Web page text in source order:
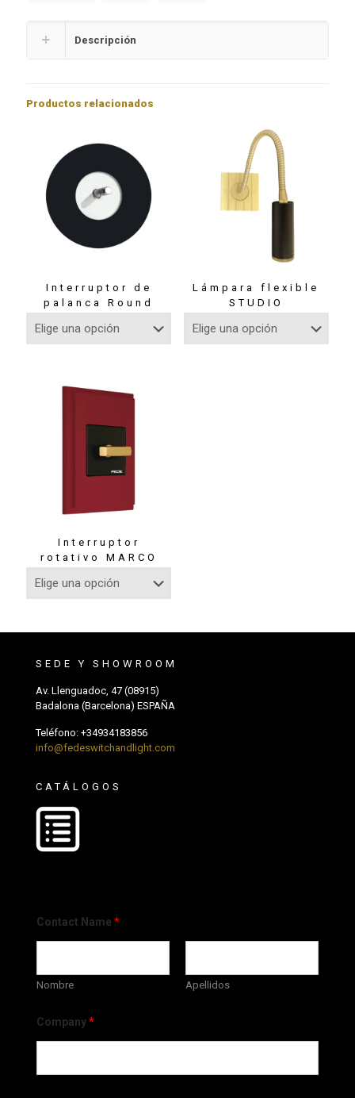
Descripción
Productos relacionados
Interruptor de
palanca Round
Lámpara flexible
STUDIO
Interruptor
rotativo MARCO
SEDE Y SHOWROOM
Av. Llenguadoc, 47 (08915)
Badalona (Barcelona) ESPAÑA
Teléfono: +34934183856
info@fedeswitchandlight.com
CATÁLOGOS
Contact Name *
Nombre Apellidos
Company*